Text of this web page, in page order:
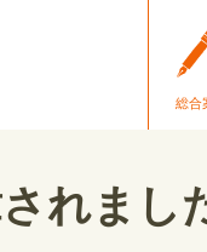
総合
れまし